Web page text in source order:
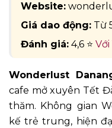
Website:
Giá dao động: Từ
Đánh giá: 4,6 ⭐
Wonderlust
cafe mở xuyên Tết
thăm. Không gian
kế trẻ trung, hiện